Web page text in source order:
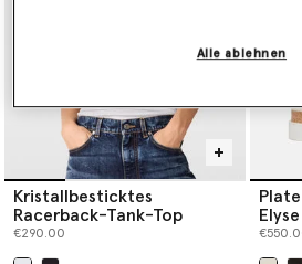
Kristallbesticktes
Racerback-Tank-Top
€290.00
Elyse
Alle ablehnen